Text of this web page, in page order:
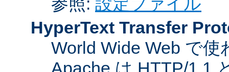
HyperText Transfer
World Wide Web で
Apache は HTTP/1.1